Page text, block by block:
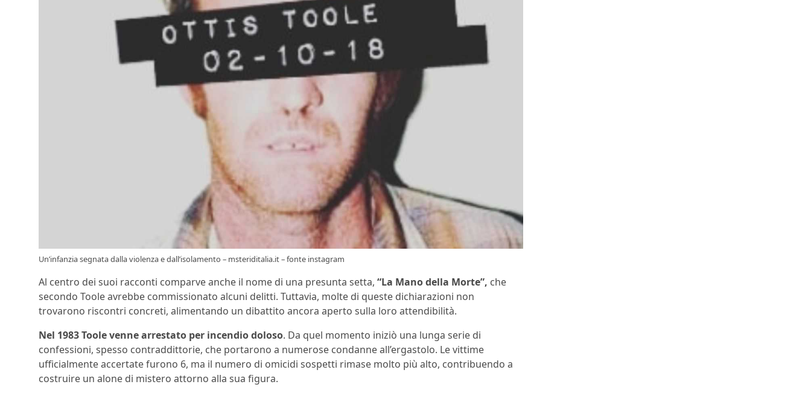
Un’infanzia segnata dalla violenza e dall’isolamento – msteriditalia.it – fonte instagram
Al centro dei suoi racconti comparve anche il nome di una presunta setta, “La Mano della Morte”, che
secondo Toole avrebbe commissionato alcuni delitti. Tuttavia, molte di queste dichiarazioni non
trovarono riscontri concreti, alimentando un dibattito ancora aperto sulla loro attendibilità.
Nel 1983 Toole venne arrestato per incendio doloso. Da quel momento iniziò una lunga serie di
confessioni, spesso contraddittorie, che portarono a numerose condanne all’ergastolo. Le vittime
ufficialmente accertate furono 6, ma il numero di omicidi sospetti rimase molto più alto, contribuendo a
costruire un alone di mistero attorno alla sua figura.